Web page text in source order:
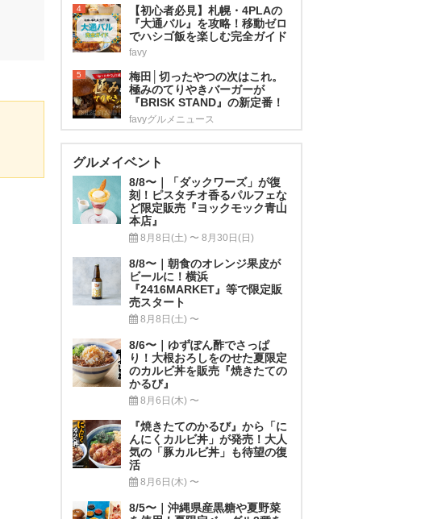
4
【初心者必見】札幌・4PLAの
『大通バル』を攻略！移動ゼロ
でハシゴ飯を楽しむ完全ガイド
favy
5
梅田│切ったやつの次はこれ。
極みのてりやきバーガーが
『BRISK STAND』の新定番！
favyグルメニュース
グルメイベント
8/8〜｜「ダックワーズ」が復
刻！ピスタチオ香るパルフェな
ど限定販売『ヨックモック青山
本店』
8月8日(土) 〜 8月30日(日)
8/8〜｜朝食のオレンジ果皮が
ビールに！横浜
『2416MARKET』等で限定販
売スタート
8月8日(土) 〜
8/6〜｜ゆずぽん酢でさっぱ
り！大根おろしをのせた夏限定
のカルビ丼を販売『焼きたての
かるび』
8月6日(木) 〜
『焼きたてのかるび』から「に
んにくカルビ丼」が発売！大人
気の「豚カルビ丼」も待望の復
活
8月6日(木) 〜
8/5〜｜沖縄県産黒糖や夏野菜